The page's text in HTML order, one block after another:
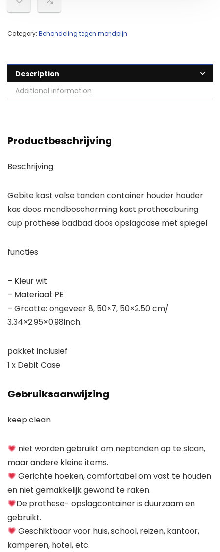
Category: Behandeling tegen mondpijn
Description
Additional information
Productbeschrijving
Beschrijving
Gebite kast valse tanden container houder houder
kas doos mondbescherming kast protheseburing
cup prothese badbad doos opslagcase met spiegel
functies
– Kleur wit
– Materiaal: PE
– Grootte: ongeveer 8, 50×7, 50×2.50 cm/
3.34×2.95×0.98inch.
pakket inclusief
1 x Debit Case
Gebruiksaanwijzing
keep clean
niet worden gebruikt om neptanden op te slaan,
maar andere kleine items.
Gerichte hoeken, comfortabel om vast te houden
en niet gemakkelijk gewond te raken.
De prothese- opslagcontainer is duurzaam en
gebruikt.
Geschiktbaar voor huis, school, reizen, kantoor,
kamperen, hotel, etc.